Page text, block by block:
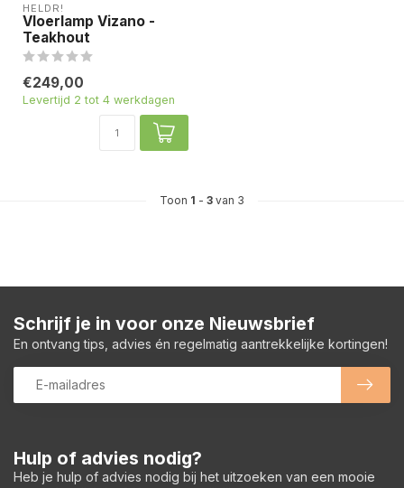
HELDR!
Vloerlamp Vizano -
Teakhout
€249,00
Levertijd 2 tot 4 werkdagen
Toon 1 - 3 van 3
Hulp of advies nodig?
Heb je hulp of advies nodig bij het uitzoeken van een mooie
Schrijf je in voor onze Nieuwsbrief
En ontvang tips, advies én regelmatig aantrekkelijke kortingen!